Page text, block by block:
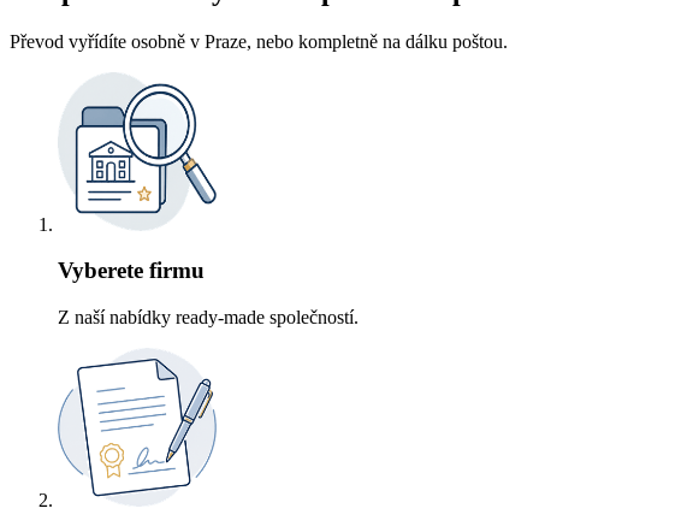
Převod vyřídíte osobně v Praze, nebo kompletně na dálku poštou.
Vyberete firmu
Z naší nabídky ready-made společností.